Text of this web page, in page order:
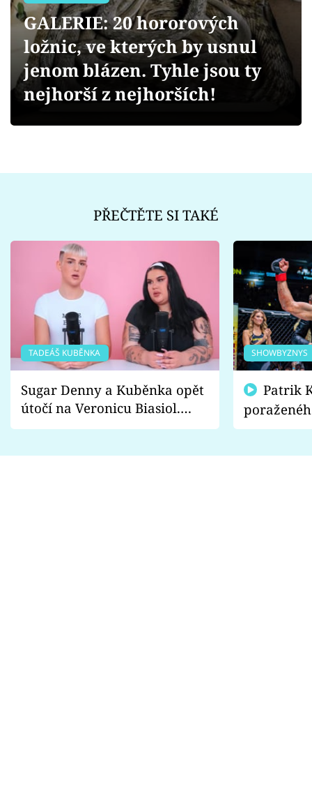
Videa
Sledujte prima+
GALERIE: 20 hororových
ložnic, ve kterých by usnul
jenom blázen. Tyhle jsou ty
nejhorší z nejhorších!
PŘEČTĚTE SI TAKÉ
TADEÁŠ KUBĚNKA
Sugar Denny a Kuběnka opět
útočí na Veronicu Biasiol.
Proč je podle nich falešná a
SHOWBYZNYS
fanoušci